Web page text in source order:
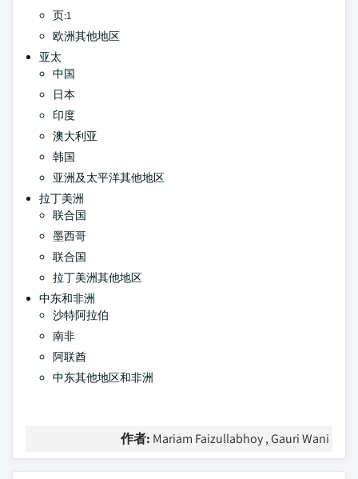
页:1
欧洲其他地区
亚太
中国
日本
印度
澳大利亚
韩国
亚洲及太平洋其他地区
拉丁美洲
联合国
墨西哥
联合国
拉丁美洲其他地区
中东和非洲
沙特阿拉伯
南非
阿联酋
中东其他地区和非洲
作者: Mariam Faizullabhoy , Gauri Wani